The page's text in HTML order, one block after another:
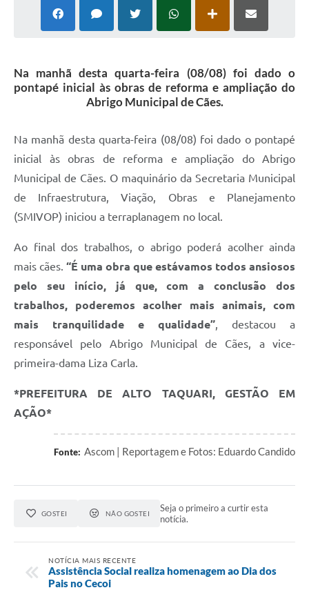
Na manhã desta quarta-feira (08/08) foi dado o
pontapé inicial às obras de reforma e ampliação do
Abrigo Municipal de Cães.
Na manhã desta quarta-feira (08/08) foi dado o pontapé
inicial às obras de reforma e ampliação do Abrigo
Municipal de Cães. O maquinário da Secretaria Municipal
de Infraestrutura, Viação, Obras e Planejamento
(SMIVOP) iniciou a terraplanagem no local.
Ao final dos trabalhos, o abrigo poderá acolher ainda
mais cães. “É uma obra que estávamos todos ansiosos
pelo seu início, já que, com a conclusão dos
trabalhos, poderemos acolher mais animais, com
mais tranquilidade e qualidade”, destacou a
responsável pelo Abrigo Municipal de Cães, a vice-
primeira-dama Liza Carla.
*PREFEITURA DE ALTO TAQUARI, GESTÃO EM
AÇÃO*
Fonte: Ascom | Reportagem e Fotos: Eduardo Candido
GOSTEI NÃO GOSTEI
Seja o primeiro a curtir esta
notícia.
NOTÍCIA MAIS RECENTE
Assistência Social realiza homenagem ao Dia dos
Pais no Cecoi